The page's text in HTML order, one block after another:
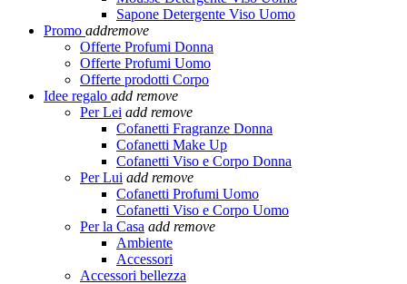
Sapone Detergente Viso Uomo
Promo addremove
Offerte Profumi Donna
Offerte Profumi Uomo
Offerte prodotti Corpo
Idee regalo add remove
Per Lei add remove
Cofanetti Fragranze Donna
Cofanetti Make Up
Cofanetti Viso e Corpo Donna
Per Lui add remove
Cofanetti Profumi Uomo
Cofanetti Viso e Corpo Uomo
Per la Casa add remove
Ambiente
Accessori
Accessori bellezza